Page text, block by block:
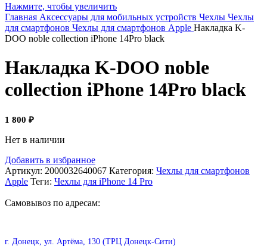
Нажмите, чтобы увеличить
Главная Аксессуары для мобильных устройств Чехлы Чехлы
для смартфонов Чехлы для смартфонов Apple Накладка K-
DOO noble collection iPhone 14Pro black
Накладка K-DOO noble
collection iPhone 14Pro black
1 800 ₽
Нет в наличии
Добавить в избранное
Артикул: 2000032640067 Категория: Чехлы для смартфонов
Apple Теги: Чехлы для iPhone 14 Pro
Самовывоз по адресам:
г. Донецк, ул. Артёма, 130 (ТРЦ Донецк-Сити)